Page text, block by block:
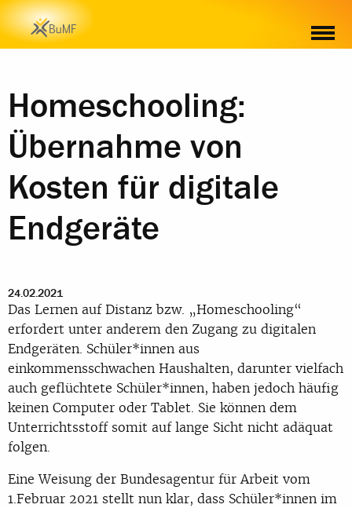
Homeschooling:
Übernahme von
Kosten für digitale
Endgeräte
24.02.2021
Das Lernen auf Distanz bzw. „Homeschooling“
erfordert unter anderem den Zugang zu digitalen
Endgeräten. Schüler*innen aus
einkommensschwachen Haushalten, darunter vielfach
auch geflüchtete Schüler*innen, haben jedoch häufig
keinen Computer oder Tablet. Sie können dem
Unterrichtsstoff somit auf lange Sicht nicht adäquat
folgen.
Eine Weisung der Bundesagentur für Arbeit vom
1.Februar 2021 stellt nun klar, dass Schüler*innen im